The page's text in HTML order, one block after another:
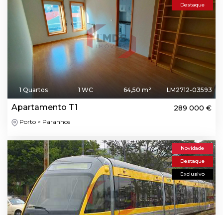
Destaque
1 Quartos 1 WC 64,50 m² LM2712-03593
Apartamento T1 289 000 €
Porto > Paranhos
Novidade
Destaque
Exclusivo